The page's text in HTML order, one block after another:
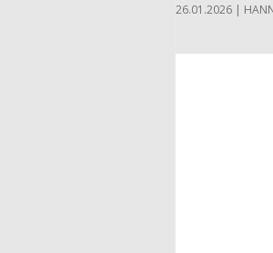
26.01.2026 |